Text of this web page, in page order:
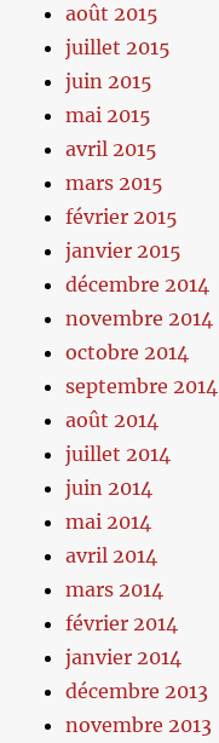
août 2015
juillet 2015
juin 2015
mai 2015
avril 2015
mars 2015
février 2015
janvier 2015
décembre 2014
novembre 2014
octobre 2014
septembre 2014
août 2014
juillet 2014
juin 2014
mai 2014
avril 2014
mars 2014
février 2014
janvier 2014
décembre 2013
novembre 2013